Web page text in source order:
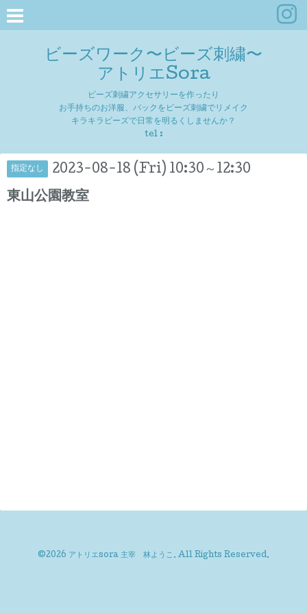
ビーズワーク〜ビーズ刺繍〜
アトリエSora
ビーズ刺繍アクセサリーを作ったり
お手持ちのお洋服、バックをビーズ刺繍でリメイク
キラキラビーズで日常を明るくしませんか？
tel :
指定なし 2023-08-18 (Fri) 10:30～12:30
東山公園教室
©2026 アトリエsora 主宰 林ようこ . All Rights Reserved.